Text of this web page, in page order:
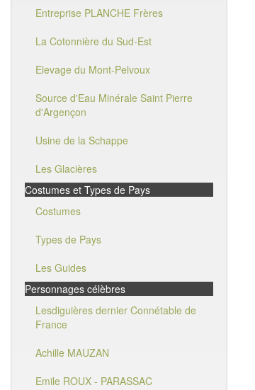
Entreprise PLANCHE Frères
La Cotonnière du Sud-Est
Elevage du Mont-Pelvoux
Source d'Eau Minérale Saint Pierre
d'Argençon
Usine de la Schappe
Les Glacières
Costumes et Types de Pays
Costumes
Types de Pays
Les Guides
Personnages célèbres
Lesdiguières dernier Connétable de
France
Achille MAUZAN
Emile ROUX - PARASSAC